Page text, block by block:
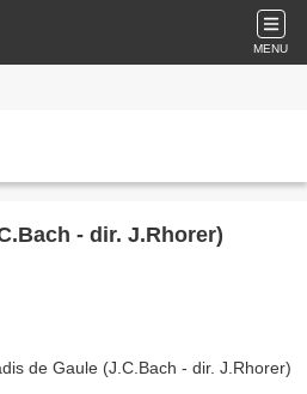
MENU
- dir. J.Rhorer)